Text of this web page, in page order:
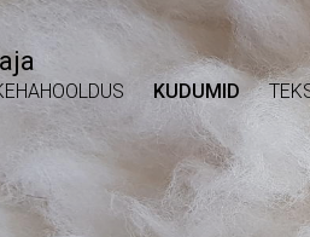
KUDUMID